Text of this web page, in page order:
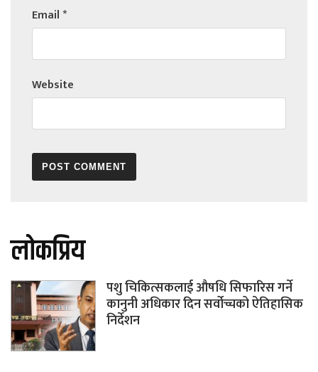
Email*
Website
लोकप्रिय
पशु चिकित्सकलाई औषधि सिफारिस गर्ने
कानुनी अधिकार दिन सर्वोच्चको ऐतिहासिक
निर्देशन